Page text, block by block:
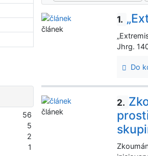
1.
Jhrg.
Do
článek
2.
článek
56
5
2
1